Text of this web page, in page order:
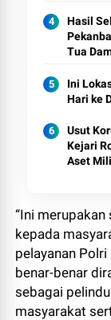
Hasil
Tua
Ini
Hari ke
Usut
Kejari
Aset
“Ini
kepada
pelayanan
benar-benar
sebagai
masyarakat